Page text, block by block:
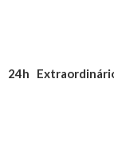
24h